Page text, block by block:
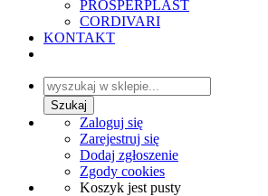
PROSPERPLAST
CORDIVARI
KONTAKT
Zaloguj się
Zarejestruj się
Dodaj zgłoszenie
Zgody cookies
Koszyk jest pusty